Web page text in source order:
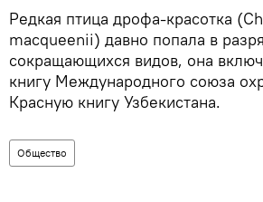
Редкая птица дрофа-красотка
macqueenii) давно попала в
сокращающихся видов, она
книгу Международного союза
Красную книгу Узбекистана.
Общество